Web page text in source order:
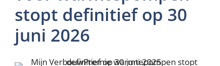
stopt definitief op 30
juni 2026